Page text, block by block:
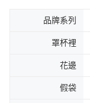
品牌系列
罩杯裡
花邊
假袋